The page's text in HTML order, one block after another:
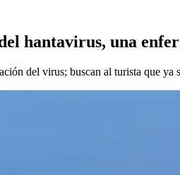
hantavirus, una
del virus; buscan al turista que ya